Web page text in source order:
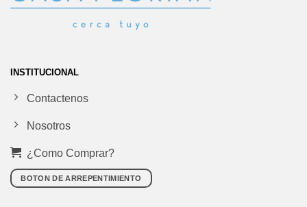
INSTITUCIONAL
Contactenos
Nosotros
¿Como Comprar?
BOTON DE ARREPENTIMIENTO